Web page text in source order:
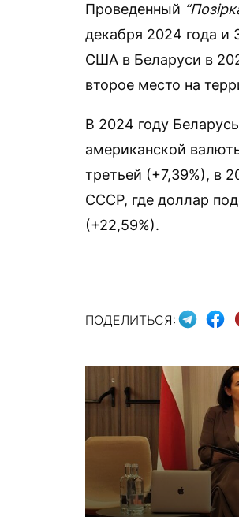
Проведенный
декабря 2024 года и
США в Беларуси в
второе место на
В 2024 году
американской
третьей (+7,39%), в
СССР, где доллар
(+22,59%).
ПОДЕЛИТЬСЯ: